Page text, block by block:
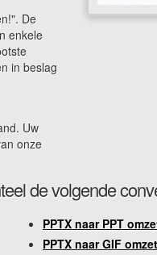
De
enkele
in beslag
Uw
onze
de volgende
PPTX naar PPT
PPTX naar GIF